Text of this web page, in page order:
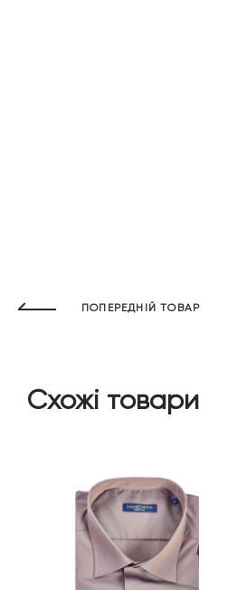
ПОПЕРЕДНІЙ ТОВАР
Схожі товари